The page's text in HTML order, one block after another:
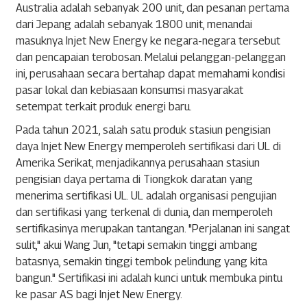
Australia adalah sebanyak 200 unit, dan pesanan pertama
dari Jepang adalah sebanyak 1800 unit, menandai
masuknya Injet New Energy ke negara-negara tersebut
dan pencapaian terobosan. Melalui pelanggan-pelanggan
ini, perusahaan secara bertahap dapat memahami kondisi
pasar lokal dan kebiasaan konsumsi masyarakat
setempat terkait produk energi baru.
Pada tahun 2021, salah satu produk stasiun pengisian
daya Injet New Energy memperoleh sertifikasi dari UL di
Amerika Serikat, menjadikannya perusahaan stasiun
pengisian daya pertama di Tiongkok daratan yang
menerima sertifikasi UL. UL adalah organisasi pengujian
dan sertifikasi yang terkenal di dunia, dan memperoleh
sertifikasinya merupakan tantangan. "Perjalanan ini sangat
sulit," akui Wang Jun, "tetapi semakin tinggi ambang
batasnya, semakin tinggi tembok pelindung yang kita
bangun." Sertifikasi ini adalah kunci untuk membuka pintu
ke pasar AS bagi Injet New Energy.